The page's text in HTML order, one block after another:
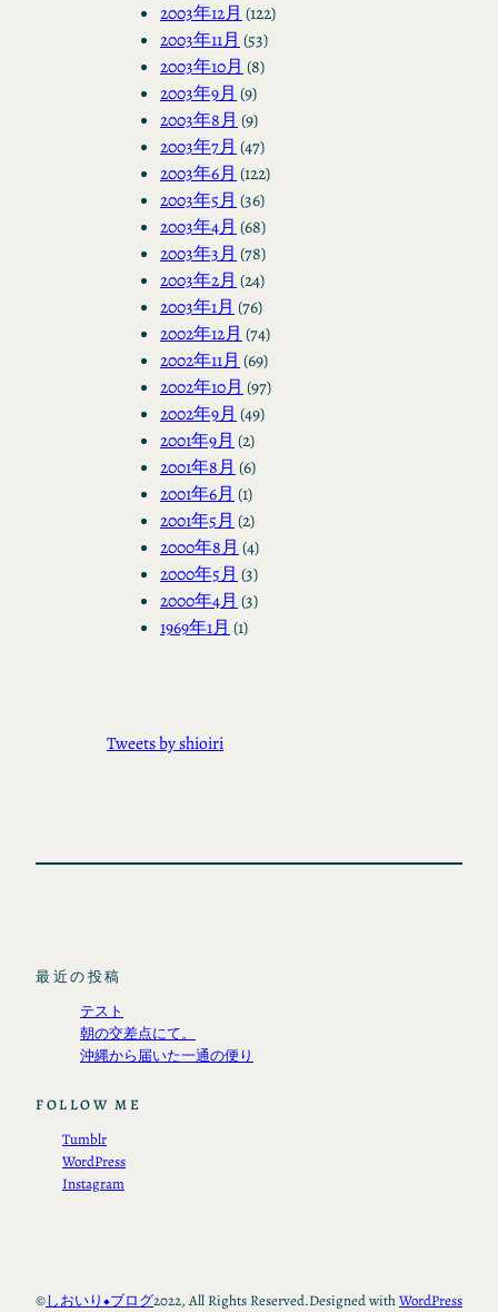
2003年12月 (122)
2003年11月 (53)
2003年10月 (8)
2003年9月 (9)
2003年8月 (9)
2003年7月 (47)
2003年6月 (122)
2003年5月 (36)
2003年4月 (68)
2003年3月 (78)
2003年2月 (24)
2003年1月 (76)
2002年12月 (74)
2002年11月 (69)
2002年10月 (97)
2002年9月 (49)
2001年9月 (2)
2001年8月 (6)
2001年6月 (1)
2001年5月 (2)
2000年8月 (4)
2000年5月 (3)
2000年4月 (3)
1969年1月 (1)
Tweets by shioiri
最近の投稿
テスト
朝の交差点にて。
沖縄から届いた一通の便り
FOLLOW ME
Tumblr
WordPress
Instagram
©しおいり◆ブログ2022, All Rights Reserved.Designed withWordPress